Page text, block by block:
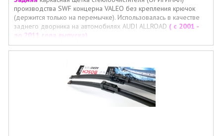
производства SWF концерна VALEO без крепления крючок
(держится только на перемычке). Использовалась в качестве
заднего дворника на автомобилях AUDI ALLROAD ( с 2001 -
до 2011 года выпуска).